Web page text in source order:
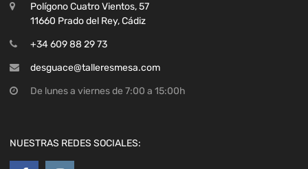
Polígono Cuatro Vientos, 57
11660 Prado del Rey, Cádiz
+34 609 88 29 73
desguace@talleresmesa.com
De lunes a viernes de 7:00 a 15:00h
NUESTRAS REDES SOCIALES: